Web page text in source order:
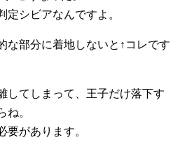
定シビアなんですよ。
な部分に着地しないと↑コレです
してしまって、王子だけ落下す
ね。
要があります。